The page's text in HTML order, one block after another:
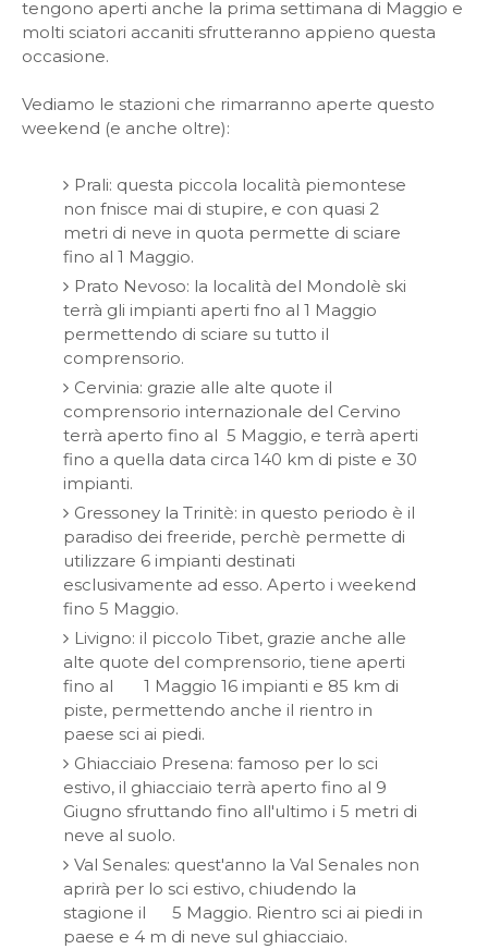
tengono aperti anche la prima settimana di Maggio e
molti sciatori accaniti sfrutteranno appieno questa
occasione.
Vediamo le stazioni che rimarranno aperte questo
weekend (e anche oltre):
Prali: questa piccola località piemontese
non fnisce mai di stupire, e con quasi 2
metri di neve in quota permette di sciare
fino al 1 Maggio.
Prato Nevoso: la località del Mondolè ski
terrà gli impianti aperti fno al 1 Maggio
permettendo di sciare su tutto il
comprensorio.
Cervinia: grazie alle alte quote il
comprensorio internazionale del Cervino
terrà aperto fino al 5 Maggio, e terrà aperti
fino a quella data circa 140 km di piste e 30
impianti.
Gressoney la Trinitè: in questo periodo è il
paradiso dei freeride, perchè permette di
utilizzare 6 impianti destinati
esclusivamente ad esso. Aperto i weekend
fino 5 Maggio.
Livigno: il piccolo Tibet, grazie anche alle
alte quote del comprensorio, tiene aperti
fino al 1 Maggio 16 impianti e 85 km di
piste, permettendo anche il rientro in
paese sci ai piedi.
Ghiacciaio Presena: famoso per lo sci
estivo, il ghiacciaio terrà aperto fino al 9
Giugno sfruttando fino all'ultimo i 5 metri di
neve al suolo.
Val Senales: quest'anno la Val Senales non
aprirà per lo sci estivo, chiudendo la
stagione il 5 Maggio. Rientro sci ai piedi in
paese e 4 m di neve sul ghiacciaio.